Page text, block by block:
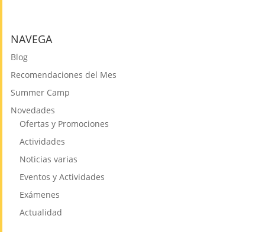
NAVEGA
Blog
Recomendaciones del Mes
Summer Camp
Novedades
Ofertas y Promociones
Actividades
Noticias varias
Eventos y Actividades
Exámenes
Actualidad